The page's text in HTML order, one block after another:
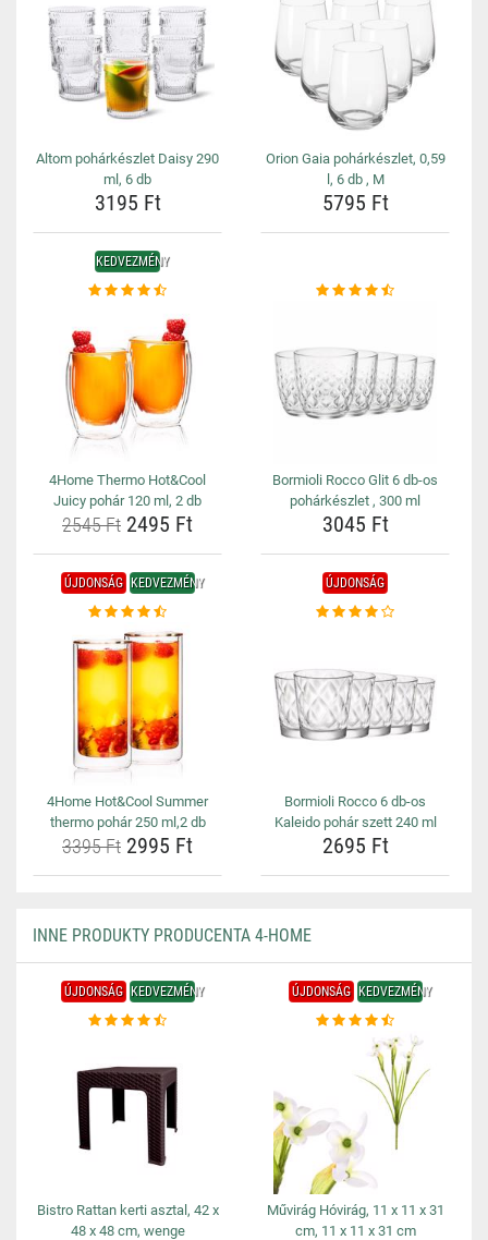
Altom pohárkészlet Daisy 290
ml, 6 db
3195 Ft
Orion Gaia pohárkészlet, 0,59
l, 6 db , M
5795 Ft
KEDVEZMÉNY
4Home Thermo Hot&Cool
Juicy pohár 120 ml, 2 db
2545 Ft 2495 Ft
Bormioli Rocco Glit 6 db-os
pohárkészlet , 300 ml
3045 Ft
ÚJDONSÁG KEDVEZMÉNY
4Home Hot&Cool Summer
thermo pohár 250 ml,2 db
3395 Ft 2995 Ft
ÚJDONSÁG
Bormioli Rocco 6 db-os
Kaleido pohár szett 240 ml
2695 Ft
INNE PRODUKTY PRODUCENTA 4-HOME
ÚJDONSÁG KEDVEZMÉNY
Bistro Rattan kerti asztal, 42 x
48 x 48 cm, wenge
ÚJDONSÁG KEDVEZMÉNY
Művirág Hóvirág, 11 x 11 x 31
cm, 11 x 11 x 31 cm